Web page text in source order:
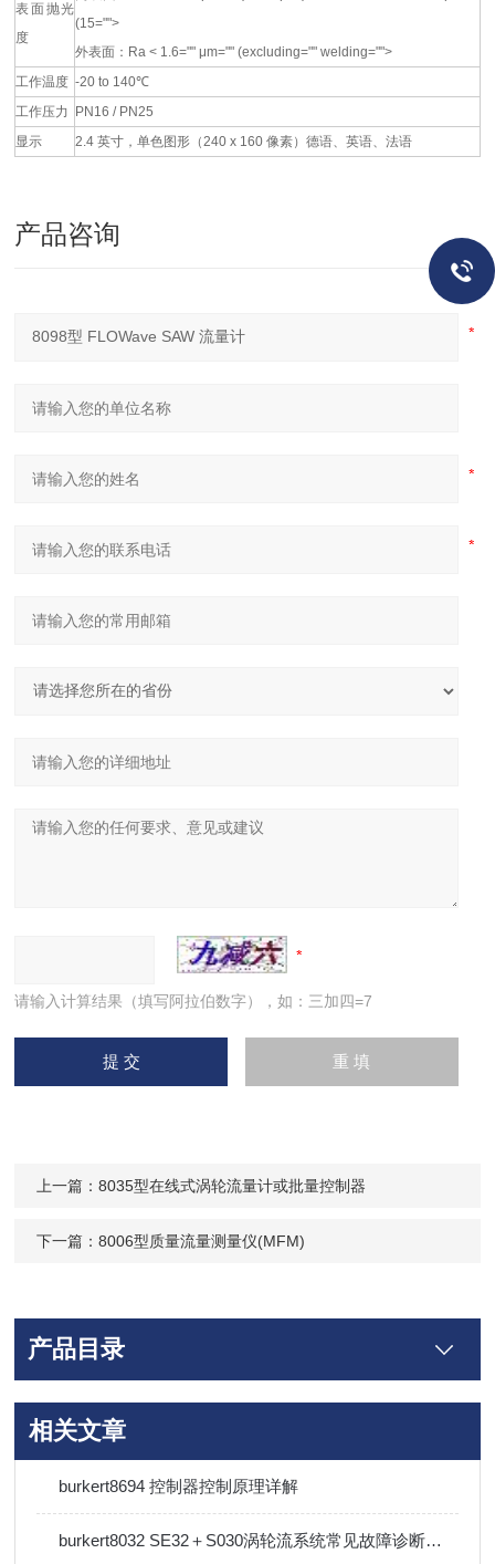
表面抛光
度
(15="">
外表面：Ra < 1.6="" μm="" (excluding="" welding="">
工作温度 -20 to 140℃
工作压力
PN16 / PN25
显示
2.4 英寸，单色图形（240 x 160 像素）德语、英语、法语
产品咨询
请输入计算结果（填写阿拉伯数字），如：三加四=7
上一篇：8035型在线式涡轮流量计或批量控制器
下一篇：8006型质量流量测量仪(MFM)
产品目录
相关文章
burkert8694 控制器控制原理详解
burkert8032 SE32＋S030涡轮流系统常见故障诊断与排除方法